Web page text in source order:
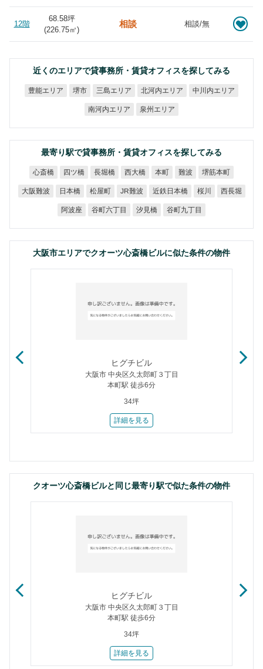
12階
68.58坪
(226.75㎡)
相談 相談/無
近くのエリアで貸事務所・賃貸オフィスを探してみる
豊能エリア 堺市 三島エリア 北河内エリア 中川内エリア
南河内エリア 泉州エリア
最寄り駅で貸事務所・賃貸オフィスを探してみる
心斎橋 四ツ橋 長堀橋 西大橋 本町 難波 堺筋本町
大阪難波 日本橋 松屋町 JR難波 近鉄日本橋 桜川 西長堀
阿波座 谷町六丁目 汐見橋 谷町九丁目
大阪市エリアでクオーツ心斎橋ビルに似た条件の物件
ヒグチビル
大阪市 中央区久太郎町３丁目
本町駅 徒歩6分
34坪
詳細を見る
クオーツ心斎橋ビルと同じ最寄り駅で似た条件の物件
ヒグチビル
大阪市 中央区久太郎町３丁目
本町駅 徒歩6分
34坪
詳細を見る